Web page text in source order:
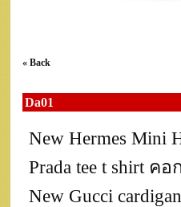
« Back
Da01
New Hermes Mini
Prada tee t shirt
New Gucci